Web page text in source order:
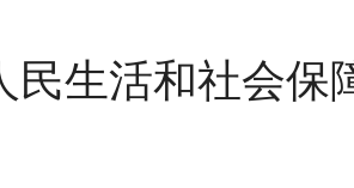
民生活和社会保